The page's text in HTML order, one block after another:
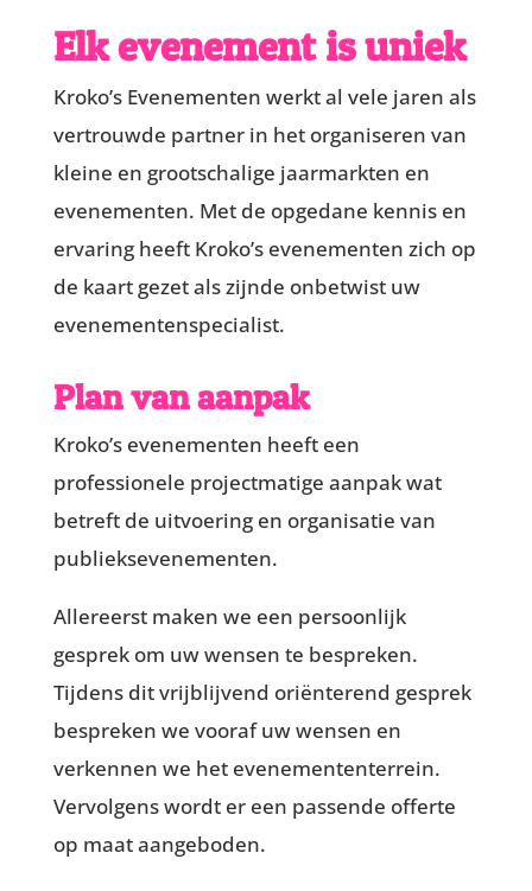
Elk evenement is uniek
Kroko’s Evenementen werkt al vele jaren als
vertrouwde partner in het organiseren van
kleine en grootschalige jaarmarkten en
evenementen. Met de opgedane kennis en
ervaring heeft Kroko’s evenementen zich op
de kaart gezet als zijnde onbetwist uw
evenementenspecialist.
Plan van aanpak
Kroko’s evenementen heeft een
professionele projectmatige aanpak wat
betreft de uitvoering en organisatie van
publieksevenementen.
Allereerst maken we een persoonlijk
gesprek om uw wensen te bespreken.
Tijdens dit vrijblijvend oriënterend gesprek
bespreken we vooraf uw wensen en
verkennen we het evenemententerrein.
Vervolgens wordt er een passende offerte
op maat aangeboden.